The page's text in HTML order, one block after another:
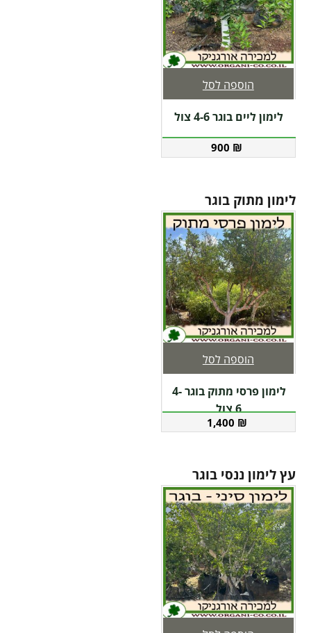
לימון ליים בוגר 4-6 צול
900 ₪
הוספה לסל
לימון מתוק בוגר
לימון פרסי מתוק בוגר 4-
6 צול
1,400 ₪
הוספה לסל
עץ לימון ננסי בוגר